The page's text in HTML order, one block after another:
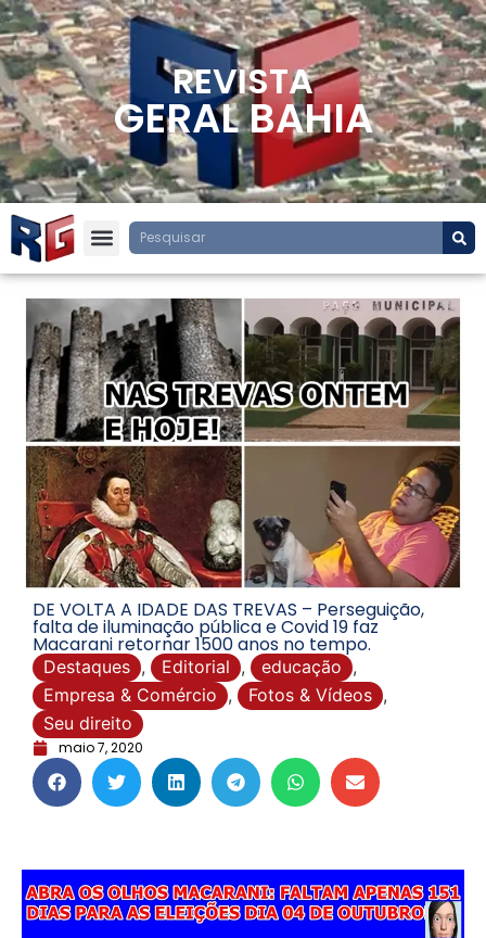
REVISTA
GERAL BAHIA
DE VOLTA A IDADE DAS TREVAS – Perseguição,
falta de iluminação pública e Covid 19 faz
Macarani retornar 1500 anos no tempo.
Destaques , Editorial , educação ,
Empresa & Comércio , Fotos & Vídeos ,
Seu direito
maio 7, 2020